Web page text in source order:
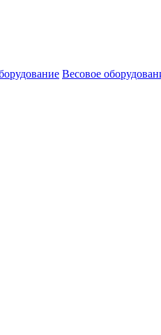
Весовое